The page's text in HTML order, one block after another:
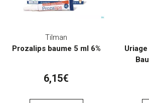
Tilman
Prozalips baume 5 ml 6%
6,15€